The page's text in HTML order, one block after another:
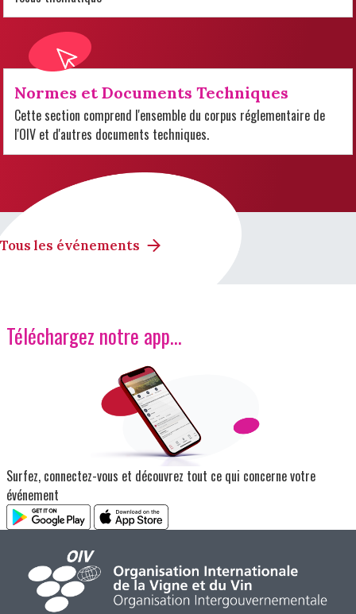
Normes et Documents Techniques
Cette section comprend l'ensemble du corpus réglementaire de
l'OIV et d'autres documents techniques.
Tous les événements
Téléchargez notre app…
Surfez, connectez-vous et découvrez tout ce qui concerne votre
événement